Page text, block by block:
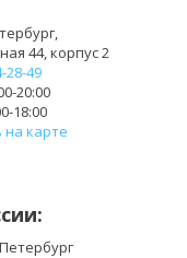
44, корпус 2
28-49
20:00
18:00
на карте